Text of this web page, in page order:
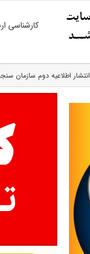
کارشناسی
انتشار اطلاعیه‌ دوم سازمان‌